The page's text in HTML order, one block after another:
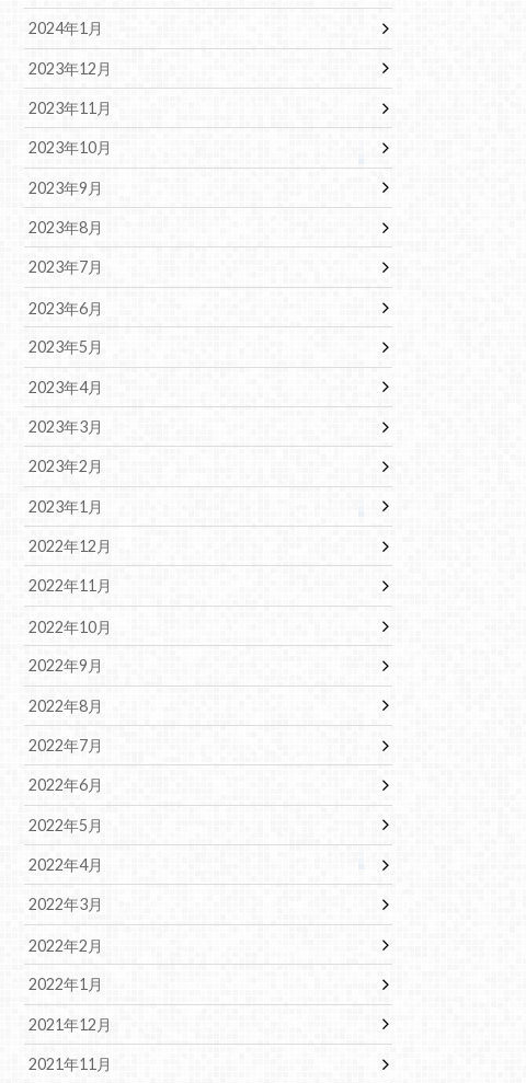
2024年1月
2023年12月
2023年11月
2023年10月
2023年9月
2023年8月
2023年7月
2023年6月
2023年5月
2023年4月
2023年3月
2023年2月
2023年1月
2022年12月
2022年11月
2022年10月
2022年9月
2022年8月
2022年7月
2022年6月
2022年5月
2022年4月
2022年3月
2022年2月
2022年1月
2021年12月
2021年11月